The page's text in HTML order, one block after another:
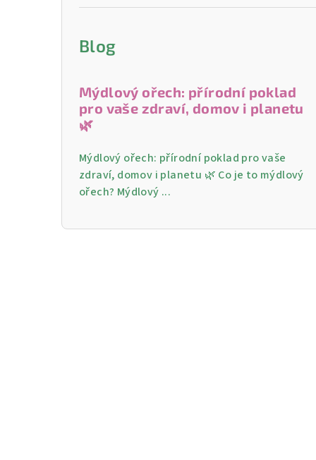
Blog
Mýdlový ořech: přírodní poklad
pro vaše zdraví, domov i planetu
🌿
Mýdlový ořech: přírodní poklad pro vaše
zdraví, domov i planetu 🌿 Co je to mýdlový
ořech? Mýdlový ...